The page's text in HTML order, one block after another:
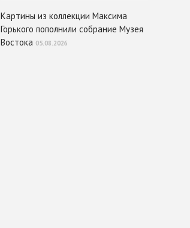
Картины из коллекции Максима
Горького пополнили собрание Музея
Востока 05.08.2026